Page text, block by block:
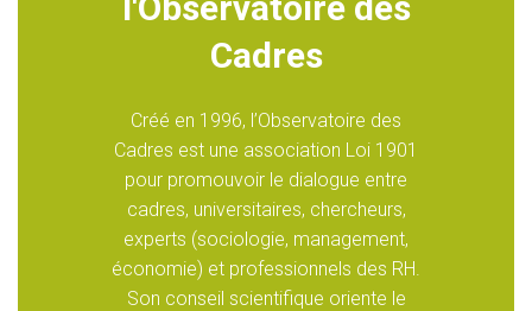
Cadres
Créé en 1996, l’Observatoire des
Cadres est une association Loi 1901
pour promouvoir le dialogue entre
cadres, universitaires, chercheurs,
experts (sociologie, management,
économie) et professionnels des RH.
Son conseil scientifique oriente le